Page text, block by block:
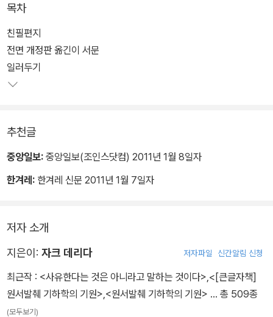
다음의 전환을 가져왔다.
이 책의 내용을 몇 개의 핵심 주제로 요약하거나 몇 명 사상가들의 언
급으로 머무는 것은 원전을 통독하지 않은 사람들의 설익은 주석이며
원전 독해를 가로막는 반데리다적인 왜곡의 위험성을 지닌다. 왜냐하
실제로 <그라마톨로지>는 책 제목이 독자에게 암시할 수 있는 주제
등의 단일 주제로 표상될 수 없으며, 생명과 죽음, 자연과 문화, 여성
망과 쾌락, 성욕과 자기 관능성, 역사의 기원과 과학의 성립 조건, 관
음과 자위, 언어와 정치, 음악과 정치, 화성과 선율 등 인문학의 거의
모든 주제를 아우르고 있는 서양 인문학의 대서사라고 보면 크게 무
리가 없을 것이다.
목차
친필편지
전면 개정판 옮긴이 서문
일러두기
추천글
중앙일보: 중앙일보(조인스닷컴) 2011년 1월 8일자
한겨레: 한겨레 신문 2011년 1월 7일자
저자 소개
지은이: 자크 데리다 저자파일 신간알림 신청
최근작 : <사유한다는 것은 아니라고 말하는 것이다> <[큰글자책]
원서발췌 기하학의 기원> <원서발췌 기하학의 기원> … 총 509종
(모두보기)